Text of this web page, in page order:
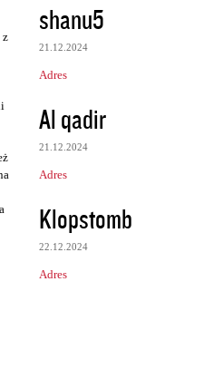
z
t
a
r
z
e
shanu5
21.12.2024
Adres
Al qadir
21.12.2024
Adres
Klopstomb
22.12.2024
Adres